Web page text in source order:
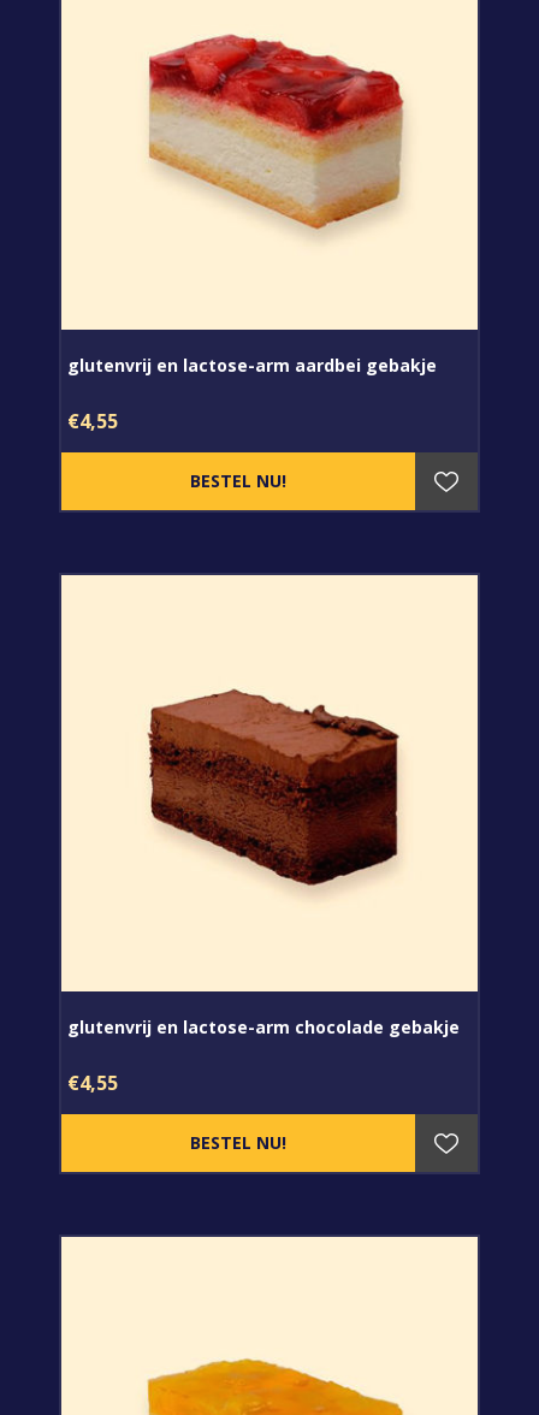
glutenvrij en lactose-arm aardbei gebakje
€4,55
glutenvrij en lactose-arm chocolade gebakje
€4,55